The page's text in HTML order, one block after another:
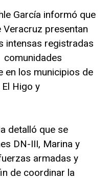
García informó que
presentan
intensas registradas
comunidades
en los municipios de
Higo y
detalló que se
DN-III, Marina y
armadas y
de coordinar la